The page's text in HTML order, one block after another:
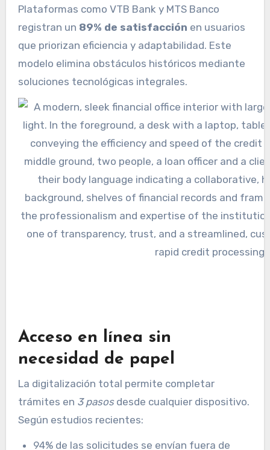
Plataformas como VTB Bank y MTS Banco
registran un 89% de satisfacción en usuarios
que priorizan eficiencia y adaptabilidad. Este
modelo elimina obstáculos históricos mediante
soluciones tecnológicas integrales.
Acceso en línea sin
necesidad de papel
La digitalización total permite completar
trámites en 3 pasosdesde cualquier dispositivo.
Según estudios recientes:
94% de las solicitudes se envían fuera de